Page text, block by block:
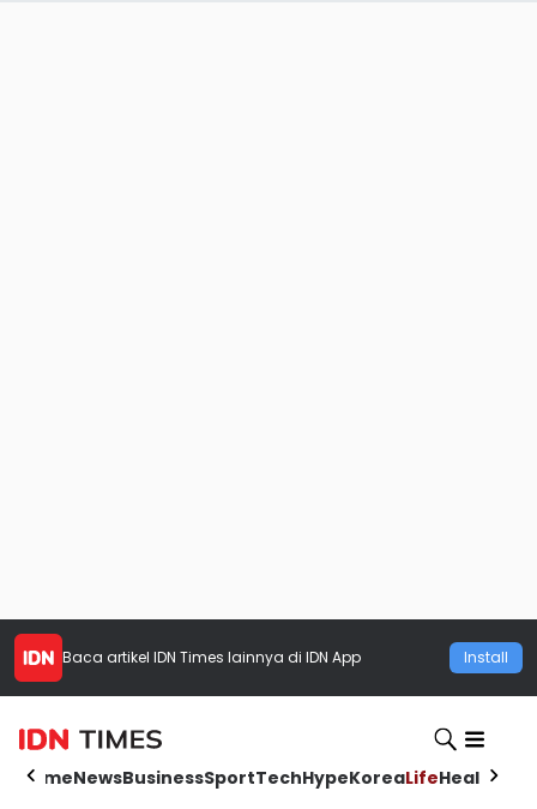
Baca artikel IDN Times lainnya di IDN App Install
HomeNewsBusinessSportTechHypeKoreaLifeHealth